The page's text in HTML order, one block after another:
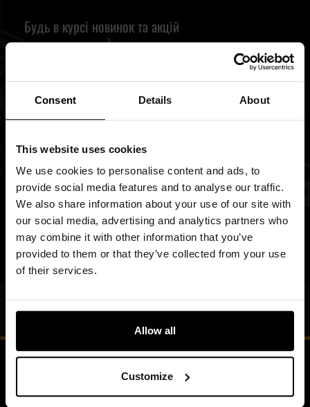
Consent Details About
This website uses cookies
We use cookies to personalise content and ads, to
provide social media features and to analyse our traffic.
We also share information about your use of our site with
our social media, advertising and analytics partners who
may combine it with other information that you’ve
provided to them or that they’ve collected from your use
of their services.
Allow all
Customize
Будь в курсі новинок та акцій
Підпишіться
на
розсилку
новин:
Я ознайомився зполітикою конфіденційності
ПІДПИСАТИСЯ
ПРИЄДНУЙТЕСЬ ДО НАС
y f i t tt
Детальніше про нас